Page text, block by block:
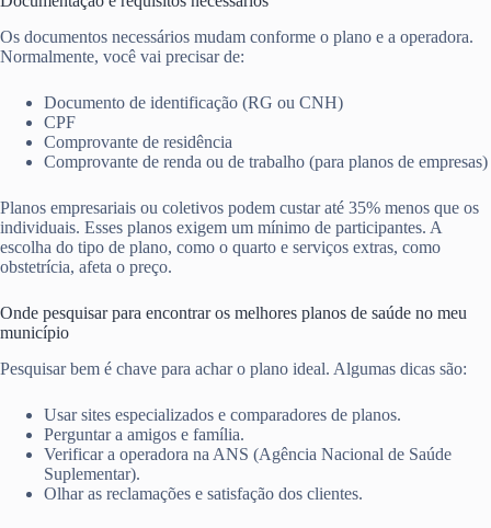
Os documentos necessários mudam conforme o plano e a operadora.
Normalmente, você vai precisar de:
Documento de identificação (RG ou CNH)
CPF
Comprovante de residência
Comprovante de renda ou de trabalho (para planos de empresas)
Planos empresariais ou coletivos podem custar até 35% menos que os
individuais. Esses planos exigem um mínimo de participantes. A
escolha do tipo de plano, como o quarto e serviços extras, como
obstetrícia, afeta o preço.
Onde pesquisar para encontrar os melhores planos de saúde no meu
município
Pesquisar bem é chave para achar o plano ideal. Algumas dicas são:
Usar sites especializados e comparadores de planos.
Perguntar a amigos e família.
Verificar a operadora na ANS (Agência Nacional de Saúde
Suplementar).
Olhar as reclamações e satisfação dos clientes.